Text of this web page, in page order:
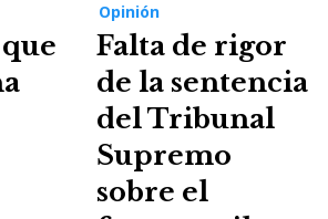
Opinión
Falta de rigor
de la sentencia
del Tribunal
Supremo
sobre el